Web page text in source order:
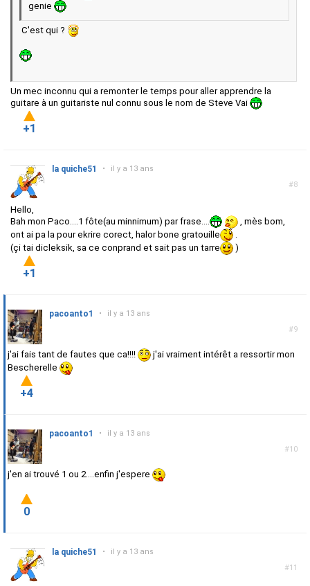
genie
C'est qui ?
Un mec inconnu qui a remonter le temps pour aller apprendre la
guitare à un guitariste nul connu sous le nom de Steve Vai
+1
#8
la quiche51 • il y a 13 ans
Hello,
Bah mon Paco....1 fôte(au minnimum) par frase....
, mès bom,
ont ai pa la pour ekrire corect, halor bone gratouille
.
(çi tai dicleksik, sa ce conprand et sait pas un tarre
)
+1
#9
pacoanto1 • il y a 13 ans
j'ai fais tant de fautes que ca!!!!
j'ai vraiment intérêt a ressortir mon
Bescherelle
+4
#10
pacoanto1 • il y a 13 ans
j'en ai trouvé 1 ou 2....enfin j'espere
0
#11
la quiche51 • il y a 13 ans